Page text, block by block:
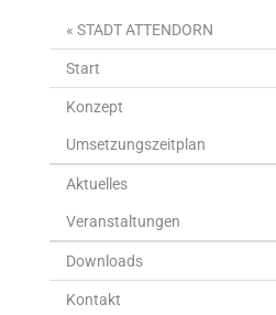
« STADT ATTENDORN
Start
Konzept
Umsetzungszeitplan
Aktuelles
Veranstaltungen
Downloads
Kontakt